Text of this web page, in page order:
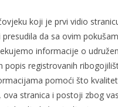
koji je prvi vidio
da sa ovim
informacije o
popis registrovanih
pomoći što
stranica i postoji zbog